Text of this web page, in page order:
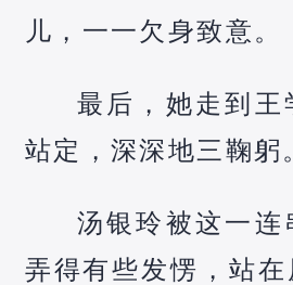
儿，一一欠身致意。
最后，她走到王
站定，深深地三鞠躬
汤银玲被这一连
弄得有些发愣，站